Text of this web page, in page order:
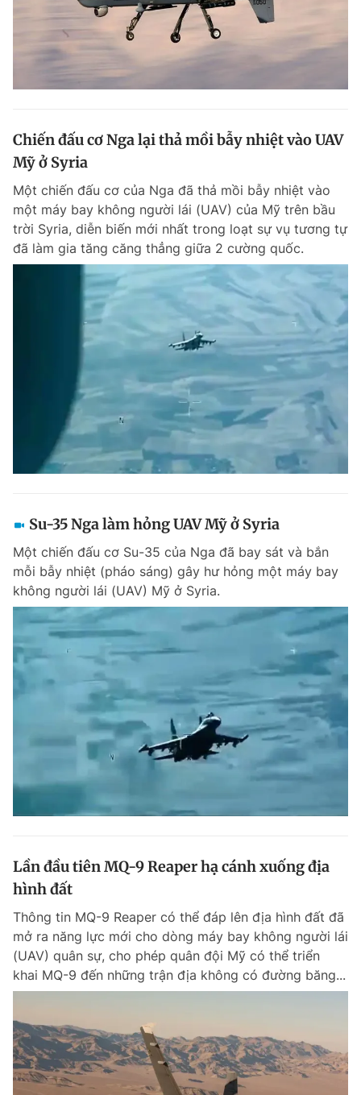
0906 645 777
Liên hệ quảng cáo
0908 780 404
Đặt báo Quảng cáo RSS Tòa soạn Chính sách bảo
Phó tổng biên tập thường trực: Hải Thành
Phó tổng biên tập: Lâm Hiếu Dũng
Phó tổng biên tập: Trần Việt Hưng
Tổng thư ký tòa soạn: Đức Trung
Giấy phép xuất bản số 110/GP - BTTTT cấp ngày 24.3.2020
© 2003-2026 Bản quyền thuộc về Báo Thanh Niên. Cấm sao chép
dưới mọi hình thức nếu không có sự chấp thuận bằng văn bản.
Phát triển bởi ePi Technologies, JSC.
Chiến đấu cơ Nga lại thả mồi bẫy nhiệt vào UAV
Mỹ ở Syria
Một chiến đấu cơ của Nga đã thả mồi bẫy nhiệt vào
một máy bay không người lái (UAV) của Mỹ trên bầu
trời Syria, diễn biến mới nhất trong loạt sự vụ tương tự
đã làm gia tăng căng thẳng giữa 2 cường quốc.
Su-35 Nga làm hỏng UAV Mỹ ở Syria
Một chiến đấu cơ Su-35 của Nga đã bay sát và bắn
mỗi bẫy nhiệt (pháo sáng) gây hư hỏng một máy bay
không người lái (UAV) Mỹ ở Syria.
Lần đầu tiên MQ-9 Reaper hạ cánh xuống địa
hình đất
Thông tin MQ-9 Reaper có thể đáp lên địa hình đất đã
mở ra năng lực mới cho dòng máy bay không người lái
(UAV) quân sự, cho phép quân đội Mỹ có thể triển
khai MQ-9 đến những trận địa không có đường băng...